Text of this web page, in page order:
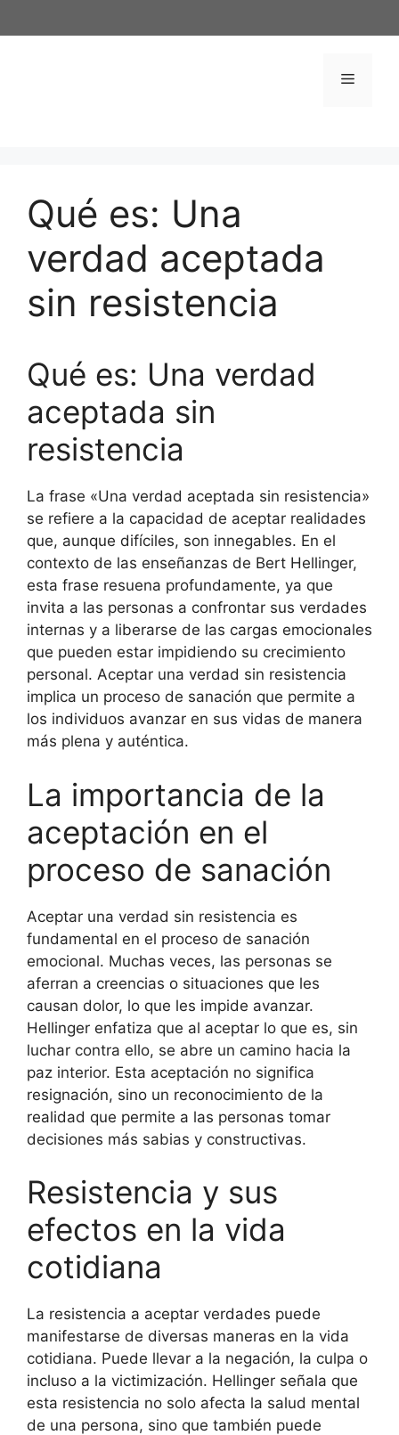
al
Menú
Qué es: Una
verdad aceptada
sin resistencia
Qué es: Una verdad
aceptada sin
resistencia
La frase «Una verdad aceptada sin resistencia»
se refiere a la capacidad de aceptar realidades
que, aunque difíciles, son innegables. En el
contexto de las enseñanzas de Bert Hellinger,
esta frase resuena profundamente, ya que
invita a las personas a confrontar sus verdades
internas y a liberarse de las cargas emocionales
que pueden estar impidiendo su crecimiento
personal. Aceptar una verdad sin resistencia
implica un proceso de sanación que permite a
los individuos avanzar en sus vidas de manera
más plena y auténtica.
La importancia de la
aceptación en el
proceso de sanación
Aceptar una verdad sin resistencia es
fundamental en el proceso de sanación
emocional. Muchas veces, las personas se
aferran a creencias o situaciones que les
causan dolor, lo que les impide avanzar.
Hellinger enfatiza que al aceptar lo que es, sin
luchar contra ello, se abre un camino hacia la
paz interior. Esta aceptación no significa
resignación, sino un reconocimiento de la
realidad que permite a las personas tomar
decisiones más sabias y constructivas.
Resistencia y sus
efectos en la vida
cotidiana
La resistencia a aceptar verdades puede
manifestarse de diversas maneras en la vida
cotidiana. Puede llevar a la negación, la culpa o
incluso a la victimización. Hellinger señala que
esta resistencia no solo afecta la salud mental
de una persona, sino que también puede